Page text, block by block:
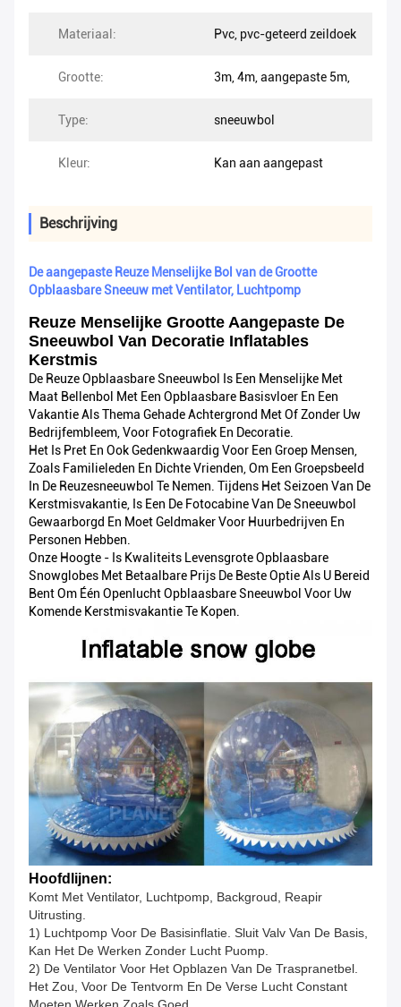
Materiaal: Pvc, pvc-geteerd zeildoek
Grootte: 3m, 4m, aangepaste 5m,
Type: sneeuwbol
Kleur: Kan aan aangepast
Beschrijving
De aangepaste Reuze Menselijke Bol van de Grootte
Opblaasbare Sneeuw met Ventilator, Luchtpomp
Reuze Menselijke Grootte Aangepaste De
Sneeuwbol Van Decoratie Inflatables
Kerstmis
De Reuze Opblaasbare Sneeuwbol Is Een Menselijke Met
Maat Bellenbol Met Een Opblaasbare Basisvloer En Een
Vakantie Als Thema Gehade Achtergrond Met Of Zonder Uw
Bedrijfembleem, Voor Fotografiek En Decoratie.
Het Is Pret En Ook Gedenkwaardig Voor Een Groep Mensen,
Zoals Familieleden En Dichte Vrienden, Om Een Groepsbeeld
In De Reuzesneeuwbol Te Nemen. Tijdens Het Seizoen Van De
Kerstmisvakantie, Is Een De Fotocabine Van De Sneeuwbol
Gewaarborgd En Moet Geldmaker Voor Huurbedrijven En
Personen Hebben.
Onze Hoogte - Is Kwaliteits Levensgrote Opblaasbare
Snowglobes Met Betaalbare Prijs De Beste Optie Als U Bereid
Bent Om Één Openlucht Opblaasbare Sneeuwbol Voor Uw
Komende Kerstmisvakantie Te Kopen.
Hoofdlijnen:
Komt Met Ventilator, Luchtpomp, Backgroud, Reapir
Uitrusting.
1) Luchtpomp Voor De Basisinflatie. Sluit Valv Van De Basis,
Kan Het De Werken Zonder Lucht Puomp.
2) De Ventilator Voor Het Opblazen Van De Traspranetbel.
Het Zou, Voor De Tentvorm En De Verse Lucht Constant